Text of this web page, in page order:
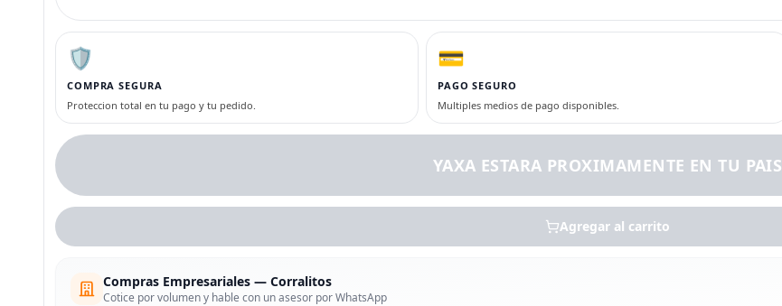
🛡️
COMPRA SEGURA
Proteccion total en tu pago y tu pedido.
💳
PAGO SEGURO
Multiples medios de pago disponibles.
YAXA ESTARA PROXIMAMENTE EN TU PAIS
Agregar al carrito
Compras Empresariales — Corralitos
Cotice por volumen y hable con un asesor por WhatsApp